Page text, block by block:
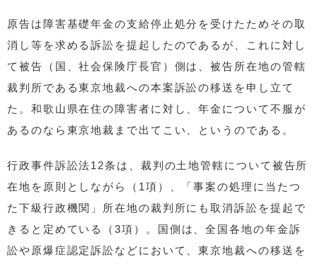
原告は障害基礎年金の支給停止処分を受けたためその取
消し等を求める訴訟を提起したのであるが、これに対し
て被告（国、社会保険庁長官）側は、被告所在地の管轄
裁判所である東京地裁への本案訴訟の移送を申し立て
た。和歌山県在住の障害者に対し、年金について不服が
あるのなら東京地裁まで出てこい、というのである。
行政事件訴訟法12条は、裁判の土地管轄について被告所
在地を原則としながら（1項）、「事案の処理に当たつ
た下級行政機関」所在地の裁判所にも取消訴訟を提起で
きると定めている（3項）。国側は、全国各地の年金訴
訟や原爆症認定訴訟などにおいて、東京地裁への移送を